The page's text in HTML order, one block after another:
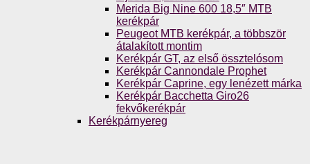
Merida Big Nine 600 18,5″ MTB
kerékpár
Peugeot MTB kerékpár, a többször
átalakított montim
Kerékpár GT, az első össztelósom
Kerékpár Cannondale Prophet
Kerékpár Caprine, egy lenézett márka
Kerékpár Bacchetta Giro26
fekvőkerékpár
Kerékpárnyereg